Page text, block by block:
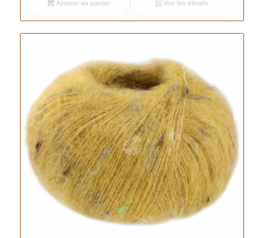
Ajouter au panier Voir les détails